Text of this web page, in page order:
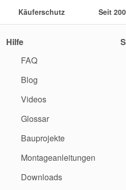
Käuferschutz Seit
Hilfe
FAQ
Blog
Videos
Glossar
Bauprojekte
Montageanleitungen
Downloads